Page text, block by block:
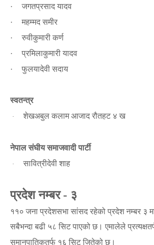
· जगतप्रसाद यादव
· महम्मद समीर
· रुवीकुमारी कर्ण
· प्रमिलाकुमारी यादव
· फुलयादेवी सदाय
स्वतन्त्र
· शेखअबुल कलाम आजाद रौतहट ४ ख
नेपाल संघीय समाजवादी पार्टी
· सावित्रीदेवी शाह
प्रदेश नम्बर- ३
११० जना प्रदेशसभा सांसद रहेको प्रदेश नम्बर ३
सबैभन्दा बढी ५८ सिट पाएको छ। एमालेले
समानुपातिकतर्फ १६ सिट जितेको छ।